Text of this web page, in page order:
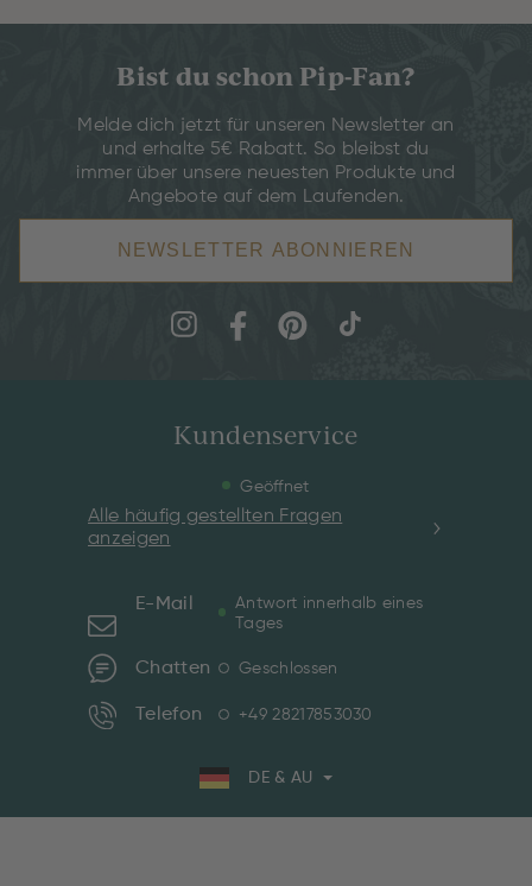
Bist du schon Pip-Fan?
Melde dich jetzt für unseren Newsletter an
und erhalte 5€ Rabatt. So bleibst du
immer über unsere neuesten Produkte und
Angebote auf dem Laufenden.
NEWSLETTER ABONNIEREN
Kundenservice
Geöffnet
Alle häufig gestellten Fragen
anzeigen
E-Mail
Antwort innerhalb eines
Tages
Chatten Geschlossen
Telefon +49 28217853030
DE & AU